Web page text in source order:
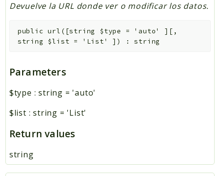
Devuelve la URL donde ver o modificar los datos.
public url ( [string $type = 'auto' ] [ ,
string $list = 'List' ] ) :string
Parameters
$type :string = 'auto'
$list :string = 'List'
Return values
string